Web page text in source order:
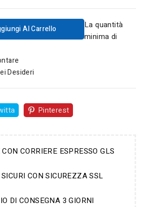
Al Carrello
La quantità
minima di
Desideri
Pinterest
CORRIERE ESPRESSO GLS
CON SICUREZZA SSL
DI CONSEGNA 3 GIORNI